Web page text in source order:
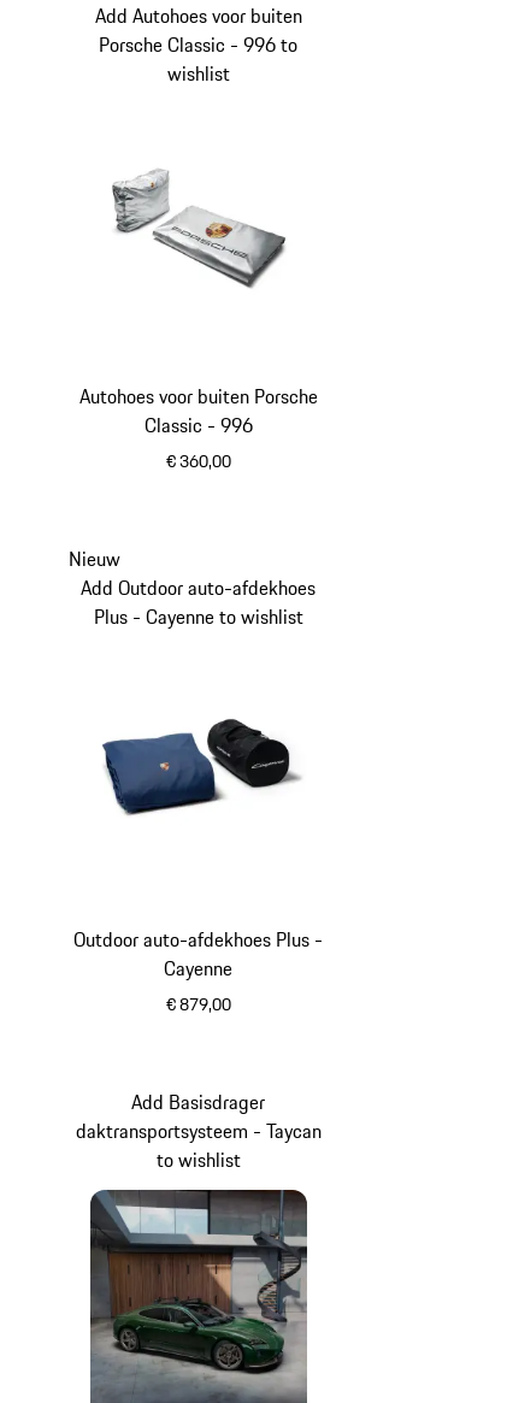
Autohoes voor buiten Porsche
Classic - 996
€ 360,00
Add Autohoes voor buiten
Porsche Classic - 996 to
wishlist
Outdoor auto-afdekhoes Plus -
Cayenne
€ 879,00
Nieuw
Add Outdoor auto-afdekhoes
Plus - Cayenne to wishlist
Add Basisdrager
daktransportsysteem - Taycan
to wishlist